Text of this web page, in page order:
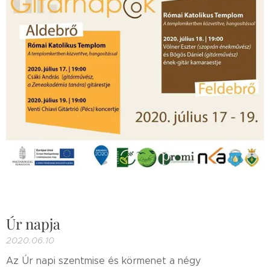
Úr napja
2020.06.10
Az Úr napi szentmise és körmenet a négy